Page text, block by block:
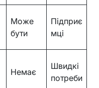
Може
бути
Підприє
мці
Немає
Швидкі
потреби